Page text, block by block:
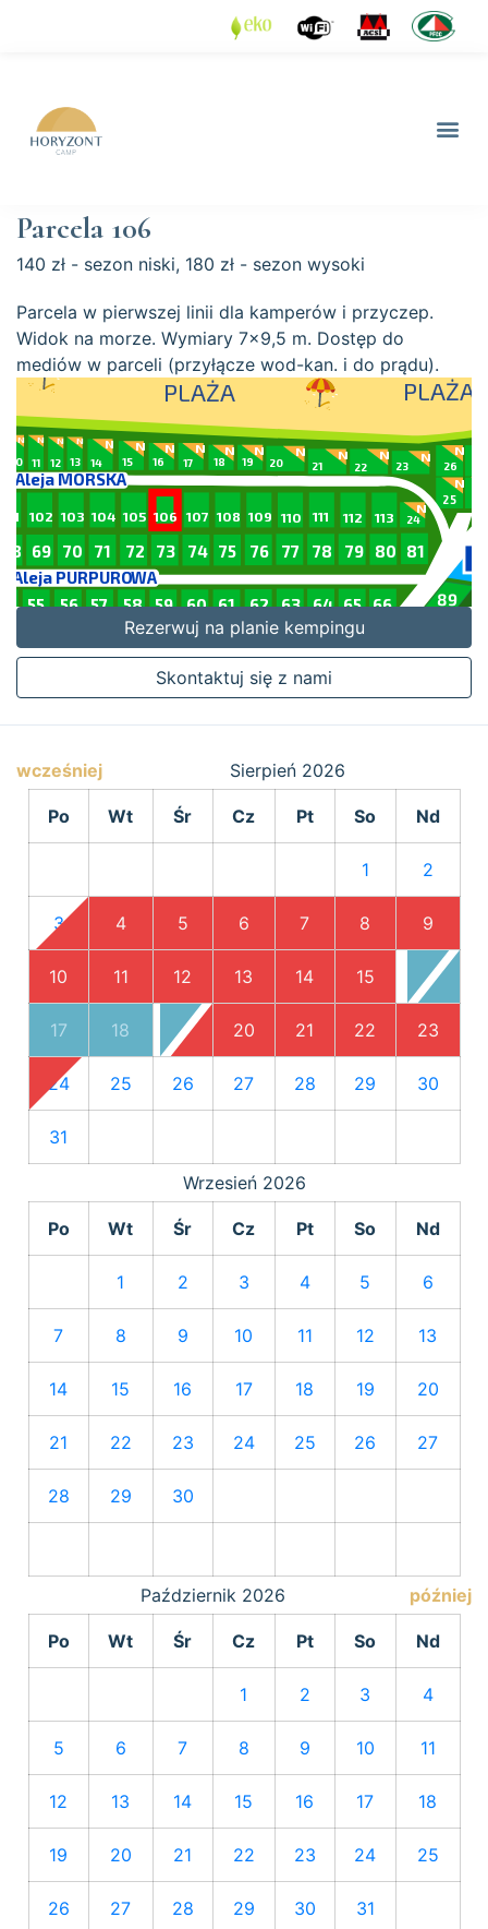
Parcela 106
140 zł - sezon niski, 180 zł - sezon wysoki
Parcela w pierwszej linii dla kamperów i przyczep.
Widok na morze. Wymiary 7x9,5 m. Dostęp do
mediów w parceli (przyłącze wod-kan. i do prądu).
Rezerwuj na planie kempingu
Skontaktuj się z nami
wcześniej Sierpień 2026
Po Wt Śr Cz Pt So Nd
1 2
3 4 5 6 7 8 9
10 11 12 13 14 15 16
17 18 19 20 21 22 23
24 25 26 27 28 29 30
31
Wrzesień 2026
Po Wt Śr Cz Pt So Nd
1 2 3 4 5 6
7 8 9 10 11 12 13
14 15 16 17 18 19 20
21 22 23 24 25 26 27
28 29 30
później
Październik 2026
Po Wt Śr Cz Pt So Nd
1 2 3 4
5 6 7 8 9 10 11
12 13 14 15 16 17 18
19 20 21 22 23 24 25
26 27 28 29 30 31